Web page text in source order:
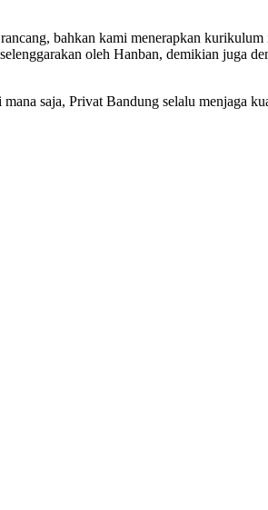
bahkan kami menerapkan
oleh Hanban, demikian juga
saja, Privat Bandung selalu menjaga